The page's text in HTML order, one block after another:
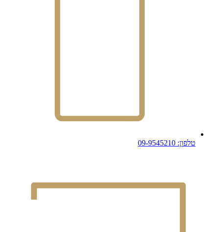
טלפון: 09-9545210